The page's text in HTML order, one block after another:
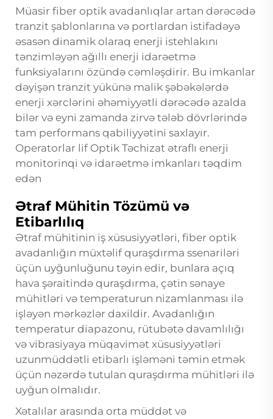
Müasir fiber optik avadanlıqlar artan dərəcədə
tranzit şablonlarına və portlardan istifadəyə
əsasən dinamik olaraq enerji istehlakını
tənzimləyən ağıllı enerji idarəetmə
funksiyalarını özündə cəmləşdirir. Bu imkanlar
dəyişən tranzit yükünə malik şəbəkələrdə
enerji xərclərini əhəmiyyətli dərəcədə azalda
bilər və eyni zamanda zirvə tələb dövrlərində
tam performans qabiliyyətini saxlayır.
Operatorlar lif Optik Təchizat ətraflı enerji
monitorinqi və idarəetmə imkanları təqdim
edən
Ətraf Mühitin Tözümü və
Etibarlılıq
Ətraf mühitinin iş xüsusiyyətləri, fiber optik
avadanlığın müxtəlif quraşdırma ssenariləri
üçün uyğunluğunu təyin edir, bunlara açıq
hava şəraitində quraşdırma, çətin sənaye
mühitləri və temperaturun nizamlanması ilə
işləyən mərkəzlər daxildir. Avadanlığın
temperatur diapazonu, rütubətə davamlılığı
və vibrasiyaya müqavimət xüsusiyyətləri
uzunmüddətli etibarlı işləməni təmin etmək
üçün nəzərdə tutulan quraşdırma mühitləri ilə
uyğun olmalıdır.
Xətalılar arasında orta müddət və